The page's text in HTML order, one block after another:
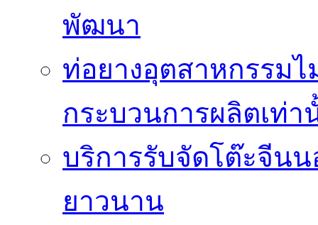
พัฒนา
ท่อยางอุตสาหกรรม
กระบวนการผลิตเท่า
บริการรับจัดโต๊ะจีน
ยาวนาน